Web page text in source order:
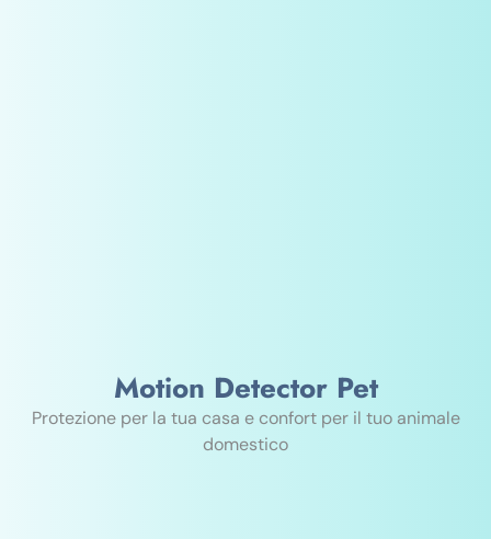
Motion Detector Pet
Protezione per la tua casa e confort per il tuo animale
domestico